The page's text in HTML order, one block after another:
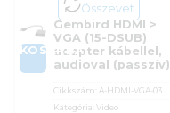
Összevet
KOSÁRBA
Gembird HDMI >
VGA (15-DSUB)
adapter kábellel,
audioval (passzív)
Cikkszám: A-HDMI-VGA-03
Kategória:Video